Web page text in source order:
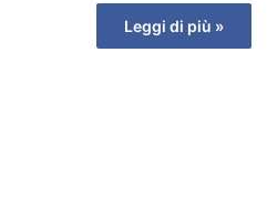
Leggi di più »